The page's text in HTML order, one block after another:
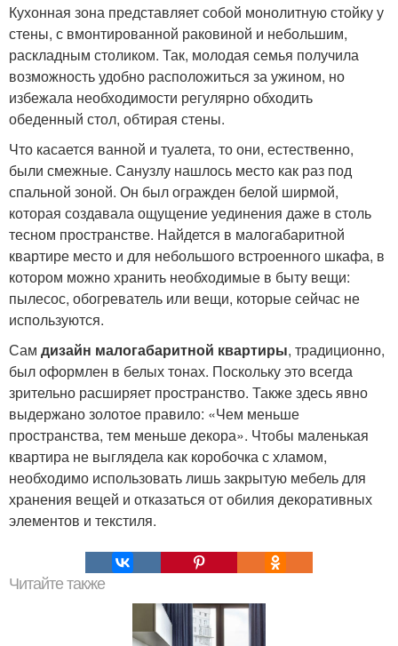
Кухонная зона представляет собой монолитную стойку у
стены, с вмонтированной раковиной и небольшим,
раскладным столиком. Так, молодая семья получила
возможность удобно расположиться за ужином, но
избежала необходимости регулярно обходить
обеденный стол, обтирая стены.
Что касается ванной и туалета, то они, естественно,
были смежные. Санузлу нашлось место как раз под
спальной зоной. Он был огражден белой ширмой,
которая создавала ощущение уединения даже в столь
тесном пространстве. Найдется в малогабаритной
квартире место и для небольшого встроенного шкафа, в
котором можно хранить необходимые в быту вещи:
пылесос, обогреватель или вещи, которые сейчас не
используются.
Сам дизайн малогабаритной квартиры, традиционно,
был оформлен в белых тонах. Поскольку это всегда
зрительно расширяет пространство. Также здесь явно
выдержано золотое правило: «Чем меньше
пространства, тем меньше декора». Чтобы маленькая
квартира не выглядела как коробочка с хламом,
необходимо использовать лишь закрытую мебель для
хранения вещей и отказаться от обилия декоративных
элементов и текстиля.
Читайте также